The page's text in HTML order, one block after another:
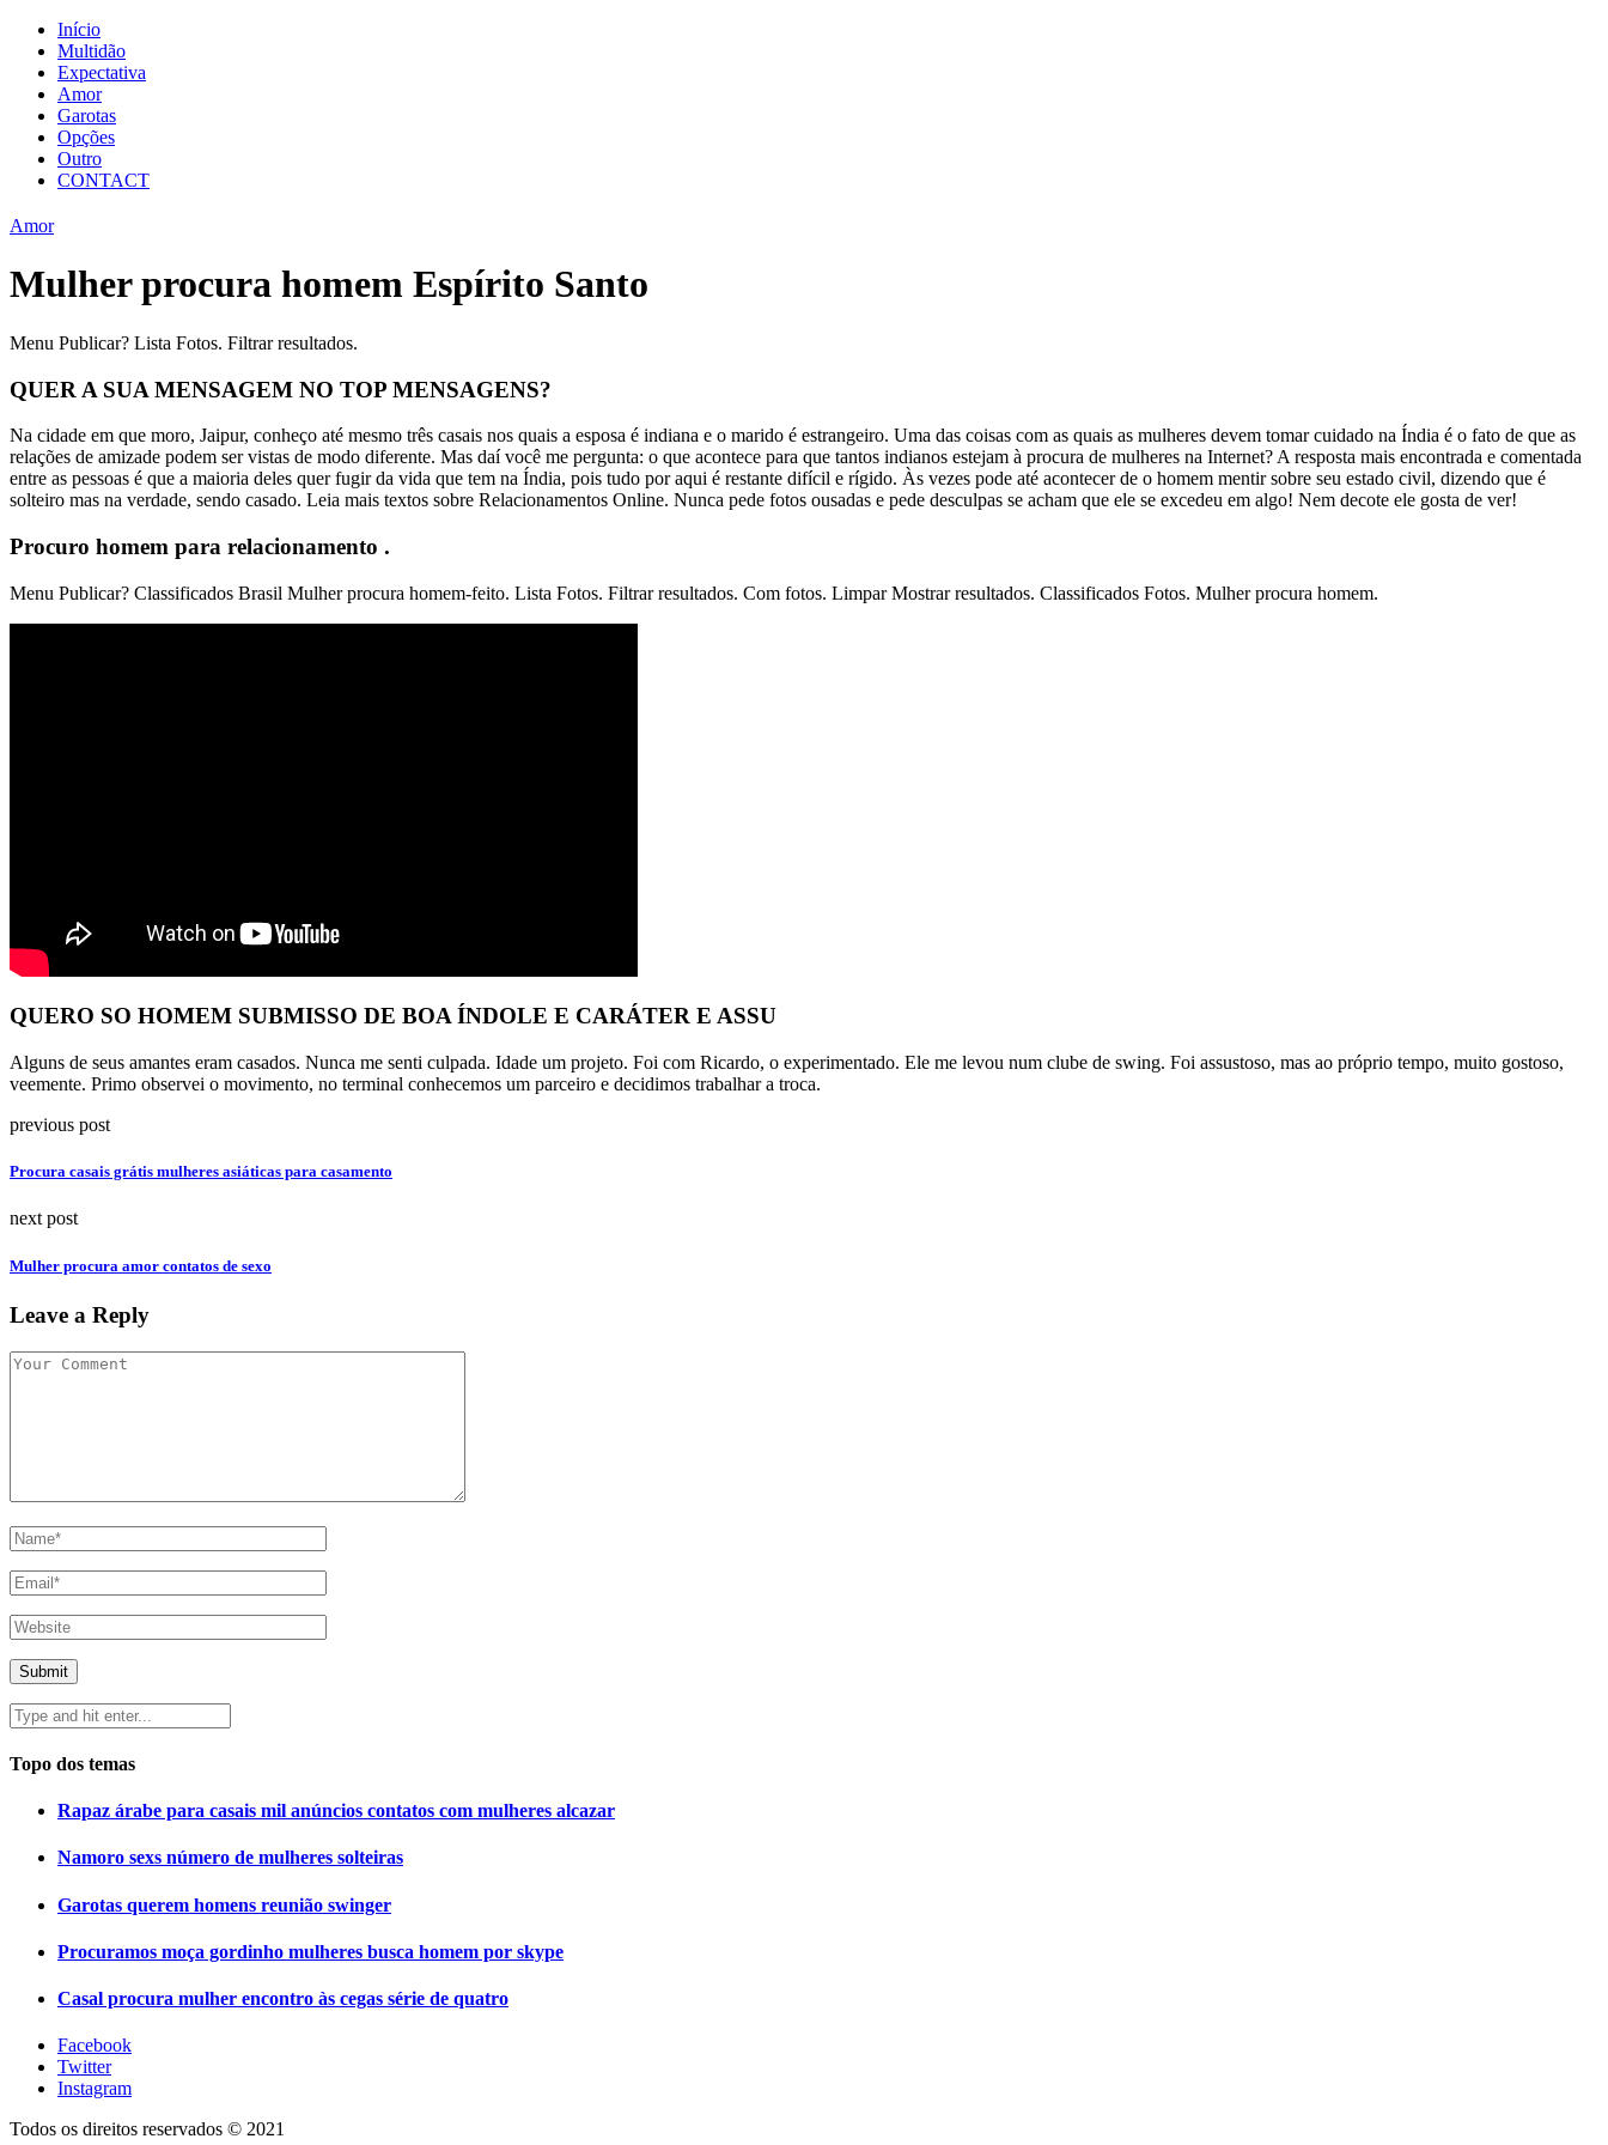
Início
Multidão
Expectativa
Amor
Garotas
Opções
Outro
CONTACT
Amor
Mulher procura homem Espírito Santo
Menu Publicar? Lista Fotos. Filtrar resultados.
QUER A SUA MENSAGEM NO TOP MENSAGENS?
Na cidade em que moro, Jaipur, conheço até mesmo três casais nos quais a esposa é indiana e o marido é estrangeiro. Uma das coisas com as quais as mulheres devem tomar cuidado na Índia é o fato de que as
relações de amizade podem ser vistas de modo diferente. Mas daí você me pergunta: o que acontece para que tantos indianos estejam à procura de mulheres na Internet? A resposta mais encontrada e comentada
entre as pessoas é que a maioria deles quer fugir da vida que tem na Índia, pois tudo por aqui é restante difícil e rígido. Às vezes pode até acontecer de o homem mentir sobre seu estado civil, dizendo que é
solteiro mas na verdade, sendo casado. Leia mais textos sobre Relacionamentos Online. Nunca pede fotos ousadas e pede desculpas se acham que ele se excedeu em algo! Nem decote ele gosta de ver!
Procuro homem para relacionamento .
Menu Publicar? Classificados Brasil Mulher procura homem-feito. Lista Fotos. Filtrar resultados. Com fotos. Limpar Mostrar resultados. Classificados Fotos. Mulher procura homem.
QUERO SO HOMEM SUBMISSO DE BOA ÍNDOLE E CARÁTER E ASSU
Alguns de seus amantes eram casados. Nunca me senti culpada. Idade um projeto. Foi com Ricardo, o experimentado. Ele me levou num clube de swing. Foi assustoso, mas ao próprio tempo, muito gostoso,
veemente. Primo observei o movimento, no terminal conhecemos um parceiro e decidimos trabalhar a troca.
previous post
Procura casais grátis mulheres asiáticas para casamento
next post
Mulher procura amor contatos de sexo
Leave a Reply
Topo dos temas
Rapaz árabe para casais mil anúncios contatos com mulheres alcazar
Namoro sexs número de mulheres solteiras
Garotas querem homens reunião swinger
Procuramos moça gordinho mulheres busca homem por skype
Casal procura mulher encontro às cegas série de quatro
Facebook
Twitter
Instagram
Todos os direitos reservados © 2021